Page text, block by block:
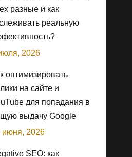
разные и как
реальную
2026
оптимизировать
на сайте и
для попадания в
выдачу Google
июня, 2026
SEO: как